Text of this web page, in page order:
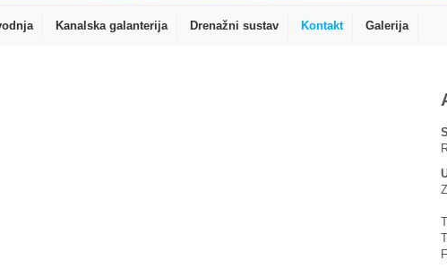
Kanalska galanterija Drenažni sustav Kontakt Galerija